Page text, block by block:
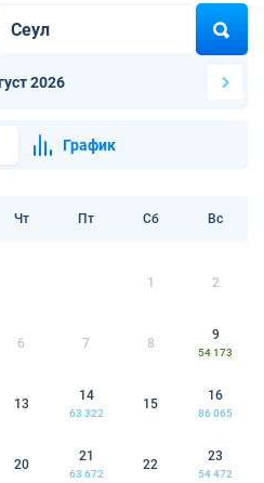
2026
График
Чт Пт Сб Вс
1 2
6 7 8
9
54 173
13
14
63 322
15
16
86 065
20
21
63 672
22
23
54 472